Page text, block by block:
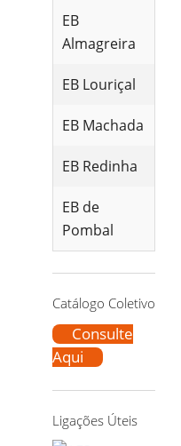
EB
Almagreira
EB Louriçal
EB Machada
EB Redinha
EB de
Pombal
Catálogo Coletivo
Consulte
Aqui
Ligações Úteis